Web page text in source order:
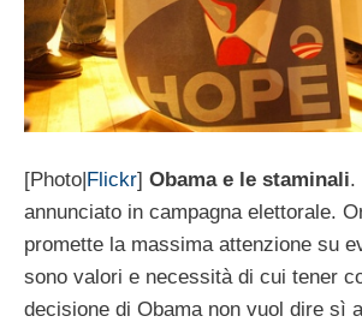
[Photo|Flickr] Obama e le staminali.
annunciato in campagna elettorale.
promette la massima attenzione su
sono valori e necessità di cui tener
decisione di Obama non vuol dire sì